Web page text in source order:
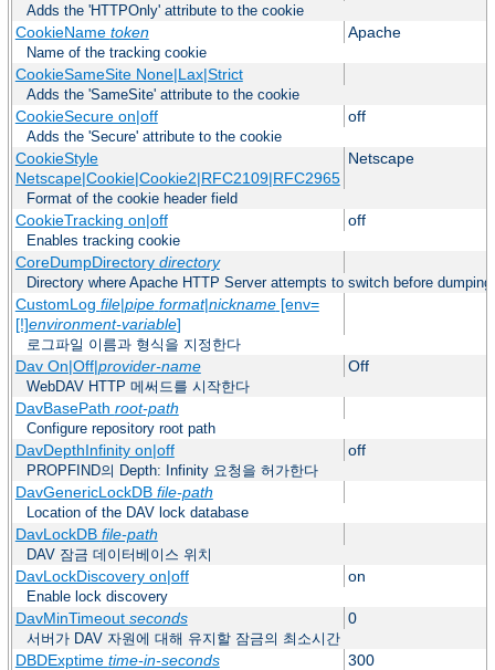
Adds the 'HTTPOnly' attribute to the cookie
CookieName token Apache
Name of the tracking cookie
CookieSameSite None|Lax|Strict
Adds the 'SameSite' attribute to the cookie
CookieSecure on|off off
Adds the 'Secure' attribute to the cookie
CookieStyle
Netscape|Cookie|Cookie2|RFC2109|RFC2965
Netscape
Format of the cookie header field
CookieTracking on|off off
Enables tracking cookie
CoreDumpDirectory directory
Directory where Apache HTTP Server attempts to switch before dumping
CustomLog file|pipe format|nickname[env=
[!]environment-variable]
로그파일 이름과 형식을 지정한다
Dav On|Off|provider-name Off
WebDAV HTTP 메써드를 시작한다
DavBasePath root-path
Configure repository root path
DavDepthInfinity on|off off
PROPFIND의 Depth: Infinity 요청을 허가한다
DavGenericLockDB file-path
Location of the DAV lock database
DavLockDB file-path
DAV 잠금 데이터베이스 위치
DavLockDiscovery on|off on
Enable lock discovery
DavMinTimeout seconds 0
서버가 DAV 자원에 대해 유지할 잠금의 최소시간
DBDExptime time-in-seconds 300